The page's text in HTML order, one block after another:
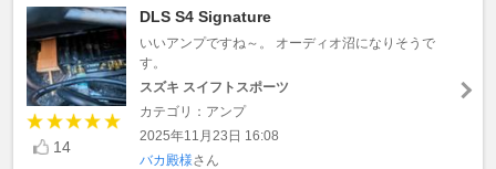
14
DLS S4 Signature
いいアンプですね～。 オーディオ沼になりそうで
す。
スズキ スイフトスポーツ
カテゴリ：アンプ
2025年11月23日 16:08
バカ殿様さん